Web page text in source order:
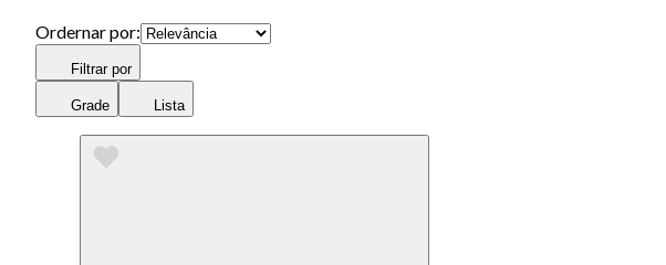
Ordernar por:
Filtrar por
Grade Lista